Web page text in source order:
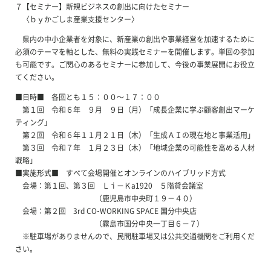
７【セミナー】新規ビジネスの創出に向けたセミナー
〈ｂｙかごしま産業支援センター〉
県内の中小企業者を対象に、新産業の創出や事業経営を加速するために
必須のテーマを軸とした、無料の実践セミナーを開催します。単回の参加
も可能です。ご関心のあるセミナーに参加して、今後の事業展開にお役立
てください。
■日時■ 各回とも１５：００～１７：００
第１回 令和６年 ９月 ９日（月）「成長企業に学ぶ顧客創出マーケ
ティング」
第２回 令和６年１１月２１日（木）「生成ＡＩの現在地と事業活用」
第３回 令和７年 １月２３日（木）「地域企業の可能性を高める人材
戦略」
■実施形式■ すべて会場開催とオンラインのハイブリッド方式
会場：第１回、第３回 Ｌｉ－Ｋa1920 ５階貸会議室
（鹿児島市中央町１９－４０）
会場：第２回 3rd CO-WORKING SPACE 国分中央店
（霧島市国分中央一丁目６－７）
※駐車場がありませんので、民間駐車場又は公共交通機関をご利用くだ
さい。